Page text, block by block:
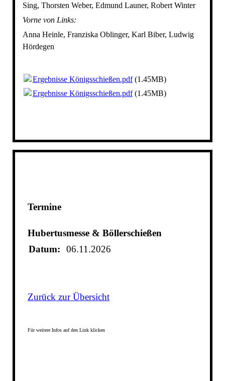
Sing, Thorsten Weber, Edmund Launer, Robert Winter
Vorne von Links:
Anna Heinle, Franziska Oblinger, Karl Biber, Ludwig
Hördegen
Ergebnisse Königsschießen.pdf(1.45MB)
Ergebnisse Königsschießen.pdf(1.45MB)
Termine
Hubertusmesse & Böllerschießen
Datum:
06.11.2026
Zurück zur Übersicht
Für weitere Infos auf den Link klicken